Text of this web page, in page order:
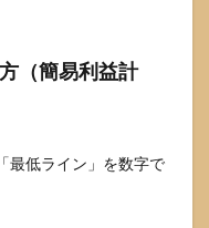
（簡易利益計
最低ライン」を数字で